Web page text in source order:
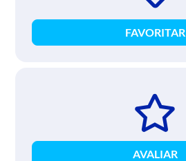
FAVORITAR
AVALIAR